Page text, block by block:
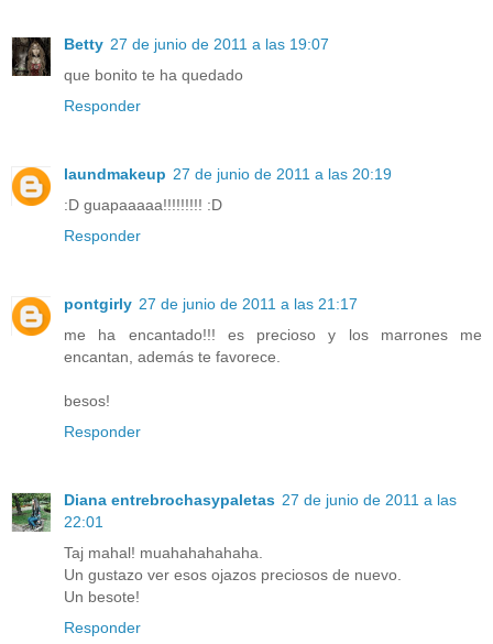
Betty 27 de junio de 2011 a las 19:07
que bonito te ha quedado
Responder
laundmakeup 27 de junio de 2011 a las 20:19
:D guapaaaaa!!!!!!!!! :D
Responder
pontgirly 27 de junio de 2011 a las 21:17
me ha encantado!!! es precioso y los marrones me
encantan, además te favorece.
besos!
Responder
Diana entrebrochasypaletas 27 de junio de 2011 a las
22:01
Taj mahal! muahahahahaha.
Un gustazo ver esos ojazos preciosos de nuevo.
Un besote!
Responder